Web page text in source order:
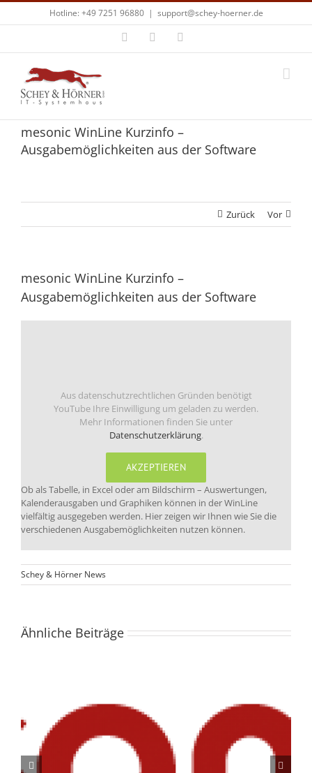
Zum
Hotline: +49 7251 96880 | support@schey-hoerner.de
Facebook
mesonic WinLine Kurzinfo –
Ausgabemöglichkeiten aus der Software
Zurück Vor
mesonic WinLine Kurzinfo –
Ausgabemöglichkeiten aus der Software
Aus datenschutzrechtlichen Gründen benötigt
YouTube Ihre Einwilligung um geladen zu werden.
Mehr Informationen finden Sie unter
Datenschutzerklärung.
AKZEPTIEREN
Ob als Tabelle, in Excel oder am Bildschirm – Auswertungen,
Kalenderausgaben und Graphiken können in der WinLine
vielfältig ausgegeben werden. Hier zeigen wir Ihnen wie Sie die
verschiedenen Ausgabemöglichkeiten nutzen können.
Schey & Hörner News
Ähnliche Beiträge